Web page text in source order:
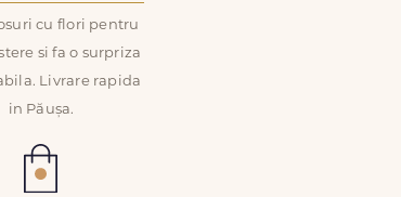
cu flori pentru
si fa o surpriza
Livrare rapida
in Păușa.